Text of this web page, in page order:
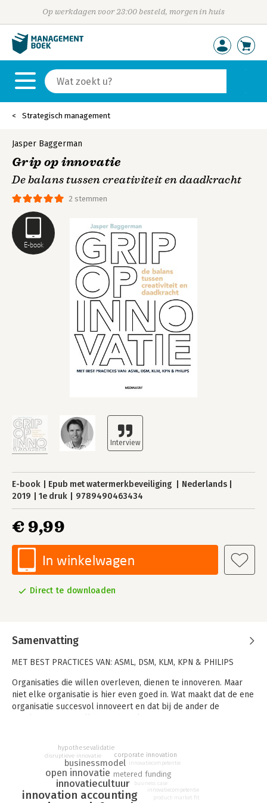
Op werkdagen voor 23:00 besteld, morgen in huis
Strategisch management
E-book
2 stemmen
Jasper Baggerman
Grip op innovatie
De balans tussen creativiteit en daadkracht
E-book Epub met watermerkbeveiliging
Nederlands
2019
1e druk 9789490463434
€ 9,99
In winkelwagen
Direct te downloaden
Samenvatting
MET BEST PRACTICES VAN: ASML, DSM, KLM, KPN & PHILIPS
Organisaties die willen overleven, dienen te innoveren. Maar
niet elke organisatie is hier even goed in. Wat maakt dat de ene
organisatie succesvol innoveert en dat bij de ander de
Innovatie is meer dan geeltjes plakken, gewoon maar iets
proberen of roepen dat fouten maken mag. Het succes van
innovatie hangt af van verschillende elementen die onderling
sterk verbonden zijn.
innovation accounting
innovatiecultuur
open innovatie
businessmodel
metered funding
disruptieve innovatie
hypothesevalidatie
corporate innovation
innovatiecompetentie
business case
innovatiecompetentie
product-market fit